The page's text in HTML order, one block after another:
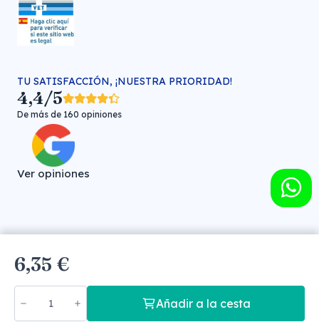
6,35 €
Añadir a la cesta
TU SATISFACCIÓN, ¡NUESTRA PRIORIDAD!
4,4/5
De más de 160 opiniones
Ver opiniones
30706451)